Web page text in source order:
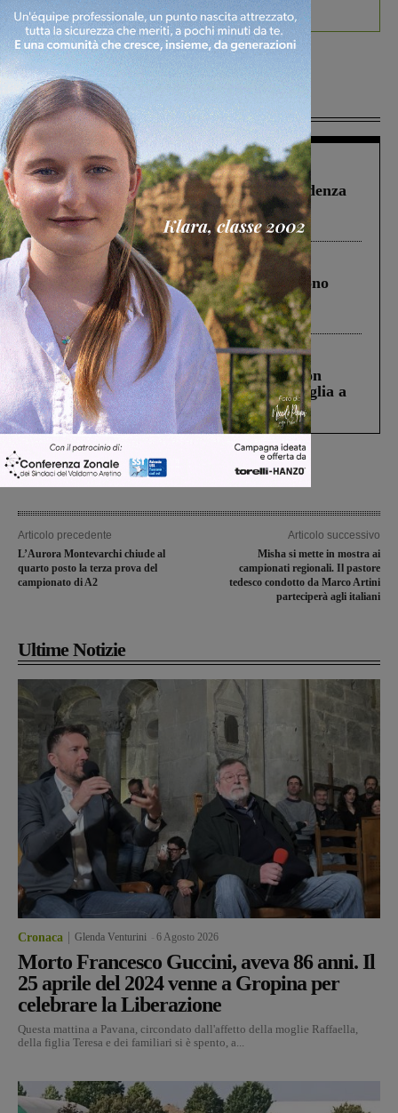
debutta il podcast Estrair
Più lette
Figline Incisa Valdarno 1 Agosto 2026
Piscina di Figline finanziata oltre la scadenza
Pnrr, il gruppo di Fratelli d’Italia: “Un
ringraziamento al Governo”
Cronaca 4 Agosto 2026
Un anno fa la strage in A1 in cui morirono
Gianni, Giulia e Franco. Lo schianto, il
processo, lo stop ai sorpassi fra tir....
Cronaca 3 Agosto 2026
Scomparso da una struttura di Castiglion
Fiorentino l’uomo che aveva ucciso la figlia a
Levane nel 2020
Articolo precedente
L’Aurora Montevarchi chiude al
quarto posto la terza prova del
campionato di A2
Articolo successivo
Misha si mette in mostra ai
campionati regionali. Il pastore
tedesco condotto da Marco Artini
parteciperà agli italiani
Ultime Notizie
Cronaca Glenda Venturini 6 Agosto 2026
Morto Francesco Guccini, aveva 86 anni. Il
25 aprile del 2024 venne a Gropina per
celebrare la Liberazione
Questa mattina a Pavana, circondato dall'affetto della moglie Raffaella,
della figlia Teresa e dei familiari si è spento, a...